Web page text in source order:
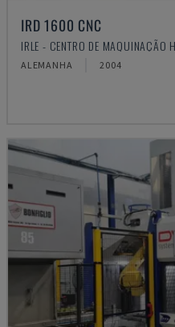
IRD 1600 CNC
IRLE - CENTRO DE MAQUINAÇÃO
ALEMANHA 2004